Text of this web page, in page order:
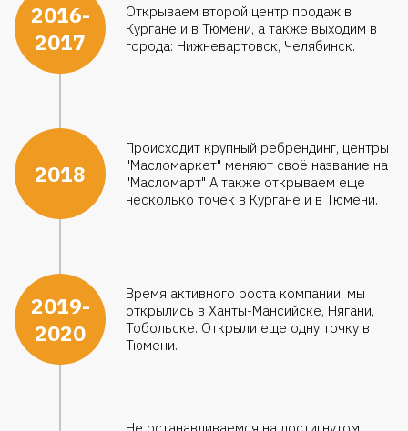
2016-
2017
Открываем второй центр продаж в
Кургане и в Тюмени, а также выходим в
города: Нижневартовск, Челябинск.
2018
Происходит крупный ребрендинг, центры
"Масломаркет" меняют своё название на
"Масломарт" А также открываем еще
несколько точек в Кургане и в Тюмени.
2019-
2020
Время активного роста компании: мы
открылись в Ханты-Мансийске, Нягани,
Тобольске. Открыли еще одну точку в
Тюмени.